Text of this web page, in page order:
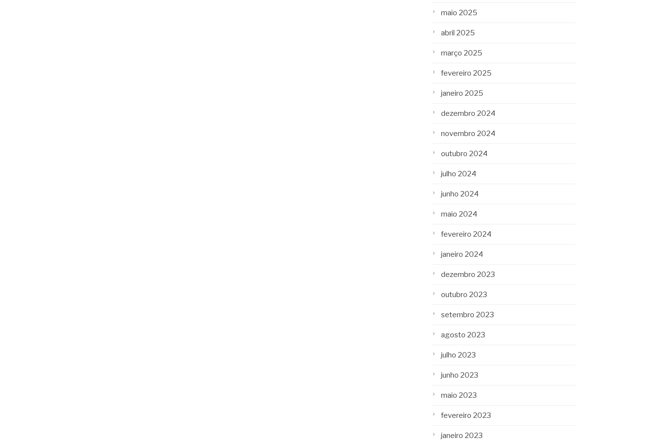
maio 2025
abril 2025
março 2025
fevereiro 2025
janeiro 2025
dezembro 2024
novembro 2024
outubro 2024
julho 2024
junho 2024
maio 2024
fevereiro 2024
janeiro 2024
dezembro 2023
outubro 2023
setembro 2023
agosto 2023
julho 2023
junho 2023
maio 2023
fevereiro 2023
janeiro 2023